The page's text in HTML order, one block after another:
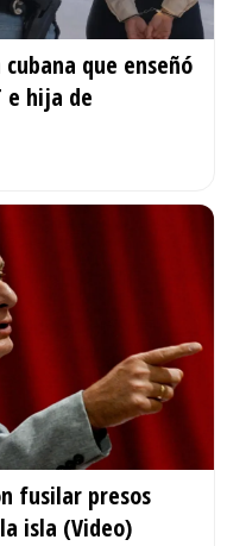
que enseñó
e hija de
fusilar presos
isla (Video)